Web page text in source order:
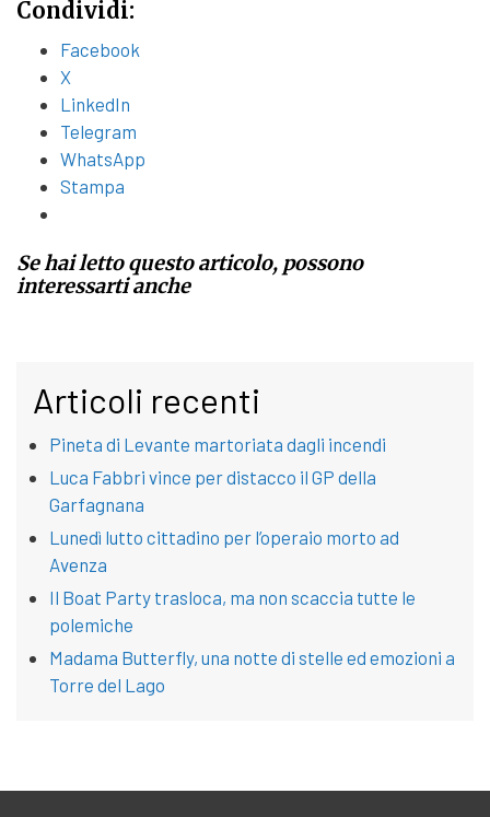
Condividi:
Facebook
X
LinkedIn
Telegram
WhatsApp
Stampa
Se hai letto questo articolo, possono
interessarti anche
Articoli recenti
Pineta di Levante martoriata dagli incendi
Luca Fabbri vince per distacco il GP della
Garfagnana
Lunedì lutto cittadino per l’operaio morto ad
Avenza
Il Boat Party trasloca, ma non scaccia tutte le
polemiche
Madama Butterfly, una notte di stelle ed emozioni a
Torre del Lago